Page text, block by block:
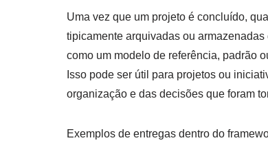
Uma vez que um projeto é concluído,
tipicamente arquivadas ou
como um modelo de referência, padrão
Isso pode ser útil para projetos ou
organização e das decisões que foram
Exemplos de entregas dentro do